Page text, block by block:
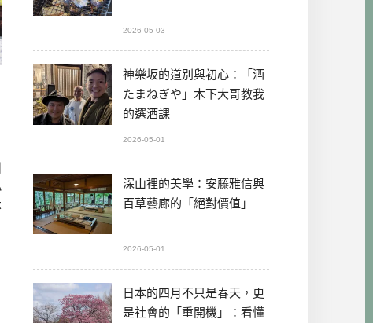
2026-05-03
神樂坂的道別與初心：「酒
たまねぎや」木下大哥教我
的選酒課
2026-05-01
深山裡的美學：安藤雅信與
百草藝廊的「絕對價值」
2026-05-01
日本的四月不只是春天，更
是社會的「重開機」：看懂